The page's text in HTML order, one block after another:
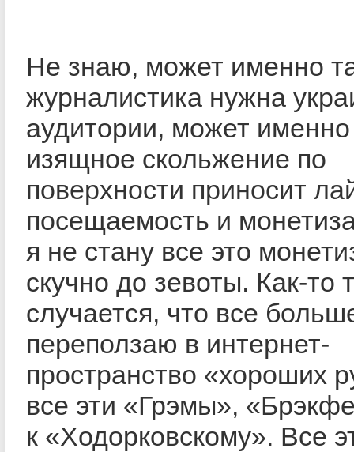
Не знаю, может именно
журналистика нужна
аудитории, может именно
изящное скольжение по
поверхности приносит
посещаемость и
я не стану все это
скучно до зевоты. Как-то
случается, что все
переползаю в интернет-
пространство «хороших
все эти «Грэмы»,
к «Ходорковскому». Все